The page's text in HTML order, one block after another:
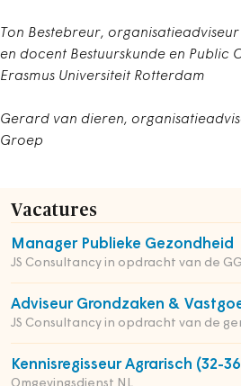
Ton Bestebreur,
en docent Bestuurskunde en Public
Erasmus Universiteit Rotterdam
Gerard van dieren,
Groep
Vacatures
Manager Publieke Gezondheid
JS Consultancy in opdracht van de
Adviseur Grondzaken &
JS Consultancy in opdracht van de
Kennisregisseur Agrarisch (32-